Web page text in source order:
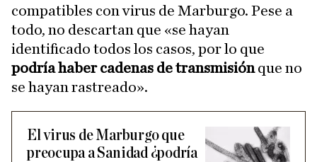
compatibles con virus de Marburgo. Pese a
todo, no descartan que «se hayan
identificado todos los casos, por lo que
podría haber cadenas de transmisiónque no
se hayan rastreado».
El virus de Marburgo que
preocupa a Sanidad ¿podría